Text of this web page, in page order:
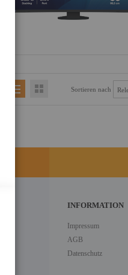
Sortieren nach
INFORMATION
Impressum
AGB
Datenschutz